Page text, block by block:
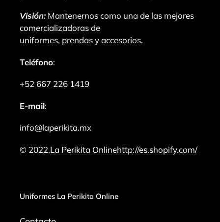
Visión: Mantenernos como una de las mejores
comercializadoras de
uniformes, prendas y accesorios.
Teléfono:
+52 667 226 1419
E-mail:
info@laperikita.mx
© 2022,La Perikita Onlinehttp://es.shopify.com/
Uniformes La Perikita Online